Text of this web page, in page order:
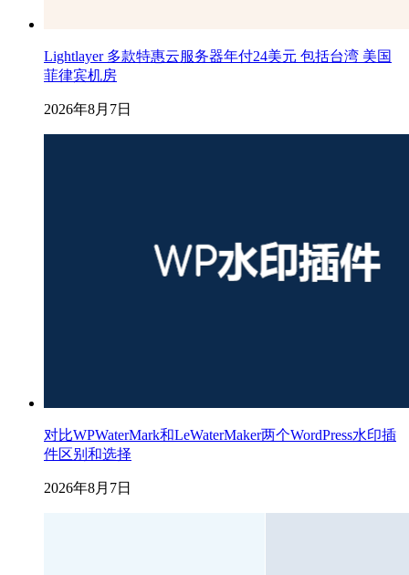
Lightlayer 多款特惠云服务器年付24美元 包括台湾 美国
菲律宾机房
2026年8月7日
对比WPWaterMark和LeWaterMaker两个WordPress水印插
件区别和选择
2026年8月7日